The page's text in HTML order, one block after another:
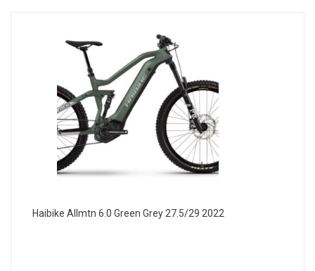
Haibike Allmtn 6.0 Green Grey 27.5/29 2022